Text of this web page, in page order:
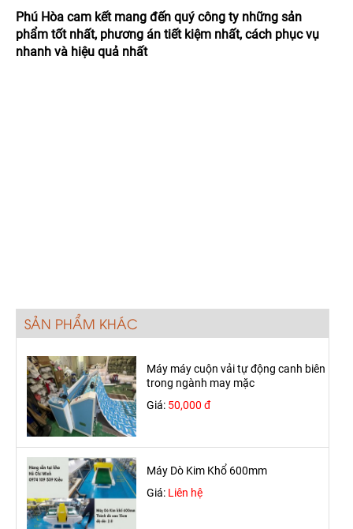
Phú Hòa cam kết mang đến quý công ty những sản
phẩm tốt nhất, phương án tiết kiệm nhất, cách phục vụ
nhanh và hiệu quả nhất
SẢN PHẨM KHÁC
Máy máy cuộn vải tự động canh biên
trong ngành may mặc
Giá: 50,000 đ
Máy Dò Kim Khổ 600mm
Giá: Liên hệ